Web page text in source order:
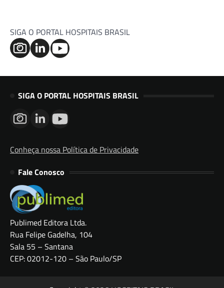
SIGA O PORTAL HOSPITAIS BRASIL
SIGA O PORTAL HOSPITAIS BRASIL
Conheça nossa Política de Privacidade
Fale Conosco
Publimed Editora Ltda.
Rua Felipe Gadelha, 104
Sala 55 – Santana
CEP: 02012-120 – São Paulo/SP